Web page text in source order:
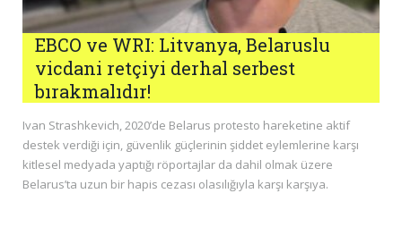
EBCO ve WRI: Litvanya, Belaruslu
vicdani retçiyi derhal serbest
bırakmalıdır!
Ivan Strashkevich, 2020’de Belarus protesto hareketine aktif
destek verdiği için, güvenlik güçlerinin şiddet eylemlerine karşı
kitlesel medyada yaptığı röportajlar da dahil olmak üzere
Belarus’ta uzun bir hapis cezası olasılığıyla karşı karşıya.